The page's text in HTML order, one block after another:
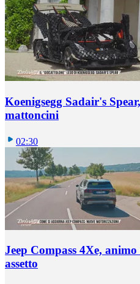
Koenigsegg Sadair's
mattoncini
02:30
Jeep Compass 4Xe,
assetto